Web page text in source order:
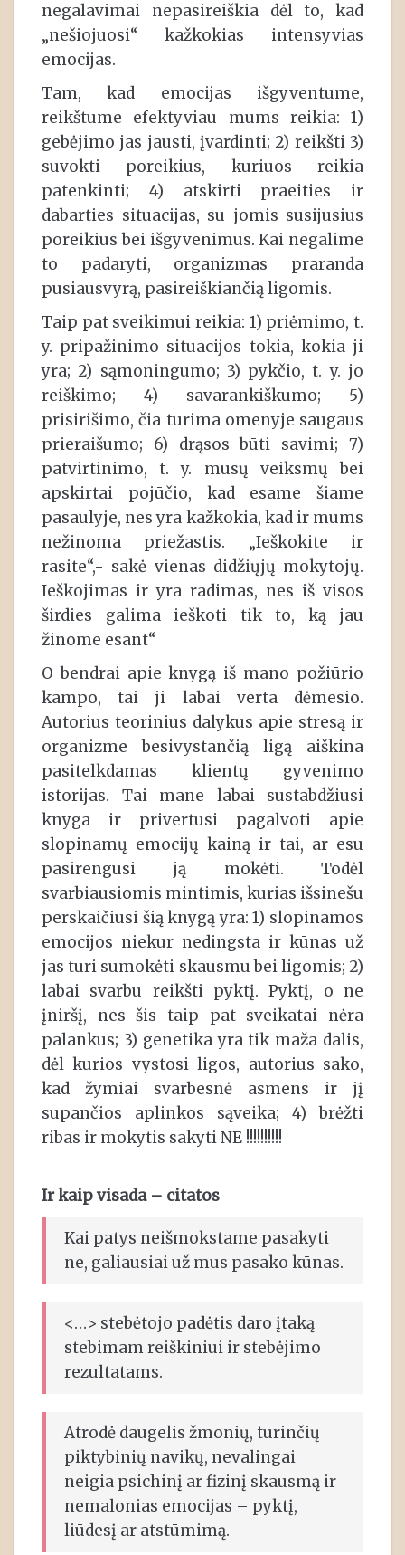
negalavimai nepasireiškia dėl to, kad
„nešiojuosi“ kažkokias intensyvias
emocijas.
Tam, kad emocijas išgyventume,
reikštume efektyviau mums reikia: 1)
gebėjimo jas jausti, įvardinti; 2) reikšti 3)
suvokti poreikius, kuriuos reikia
patenkinti; 4) atskirti praeities ir
dabarties situacijas, su jomis susijusius
poreikius bei išgyvenimus. Kai negalime
to padaryti, organizmas praranda
pusiausvyrą, pasireiškiančią ligomis.
Taip pat sveikimui reikia: 1) priėmimo, t.
y. pripažinimo situacijos tokia, kokia ji
yra; 2) sąmoningumo; 3) pykčio, t. y. jo
reiškimo; 4) savarankiškumo; 5)
prisirišimo, čia turima omenyje saugaus
prieraišumo; 6) drąsos būti savimi; 7)
patvirtinimo, t. y. mūsų veiksmų bei
apskirtai pojūčio, kad esame šiame
pasaulyje, nes yra kažkokia, kad ir mums
nežinoma priežastis. „Ieškokite ir
rasite“,- sakė vienas didžiųjų mokytojų.
Ieškojimas ir yra radimas, nes iš visos
širdies galima ieškoti tik to, ką jau
žinome esant“
O bendrai apie knygą iš mano požiūrio
kampo, tai ji labai verta dėmesio.
Autorius teorinius dalykus apie stresą ir
organizme besivystančią ligą aiškina
pasitelkdamas klientų gyvenimo
istorijas. Tai mane labai sustabdžiusi
knyga ir privertusi pagalvoti apie
slopinamų emocijų kainą ir tai, ar esu
pasirengusi ją mokėti. Todėl
svarbiausiomis mintimis, kurias išsinešu
perskaičiusi šią knygą yra: 1) slopinamos
emocijos niekur nedingsta ir kūnas už
jas turi sumokėti skausmu bei ligomis; 2)
labai svarbu reikšti pyktį. Pyktį, o ne
įniršį, nes šis taip pat sveikatai nėra
palankus; 3) genetika yra tik maža dalis,
dėl kurios vystosi ligos, autorius sako,
kad žymiai svarbesnė asmens ir jį
supančios aplinkos sąveika; 4) brėžti
ribas ir mokytis sakyti NE !!!!!!!!!!
Ir kaip visada – citatos
Kai patys neišmokstame pasakyti
ne, galiausiai už mus pasako kūnas.
<…> stebėtojo padėtis daro įtaką
stebimam reiškiniui ir stebėjimo
rezultatams.
Atrodė daugelis žmonių, turinčių
piktybinių navikų, nevalingai
neigia psichinį ar fizinį skausmą ir
nemalonias emocijas – pyktį,
liūdesį ar atstūmimą.